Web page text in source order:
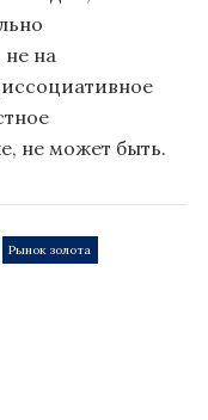
на
не может быть.
Рынок золота